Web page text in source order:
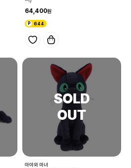
64,400
644
아야와 마녀